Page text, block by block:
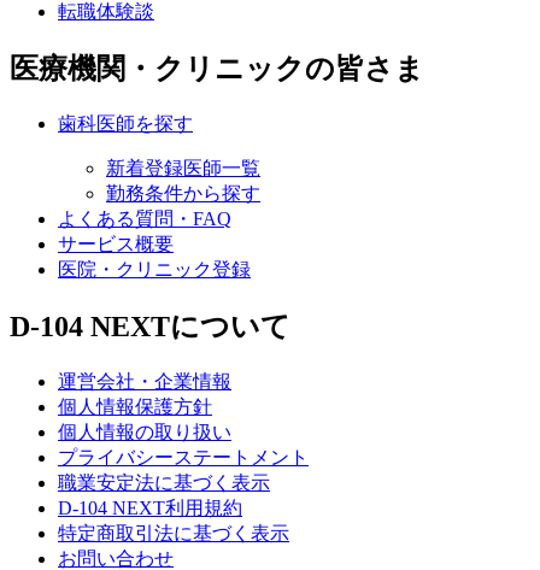
転職体験談
医療機関・クリニックの皆さま
歯科医師を探す
新着登録医師一覧
勤務条件から探す
よくある質問・FAQ
サービス概要
医院・クリニック登録
D-104 NEXTについて
運営会社・企業情報
個人情報保護方針
個人情報の取り扱い
プライバシーステートメント
職業安定法に基づく表示
D-104 NEXT利用規約
特定商取引法に基づく表示
お問い合わせ